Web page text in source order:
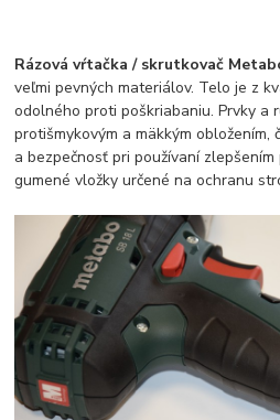
Rázová vŕtačka / skrutkovač
veľmi pevných materiálov. Telo je z
odolného proti poškriabaniu. Prvky a
protišmykovým a mäkkým obložením,
a bezpečnosť pri používaní
gumené vložky určené na ochranu